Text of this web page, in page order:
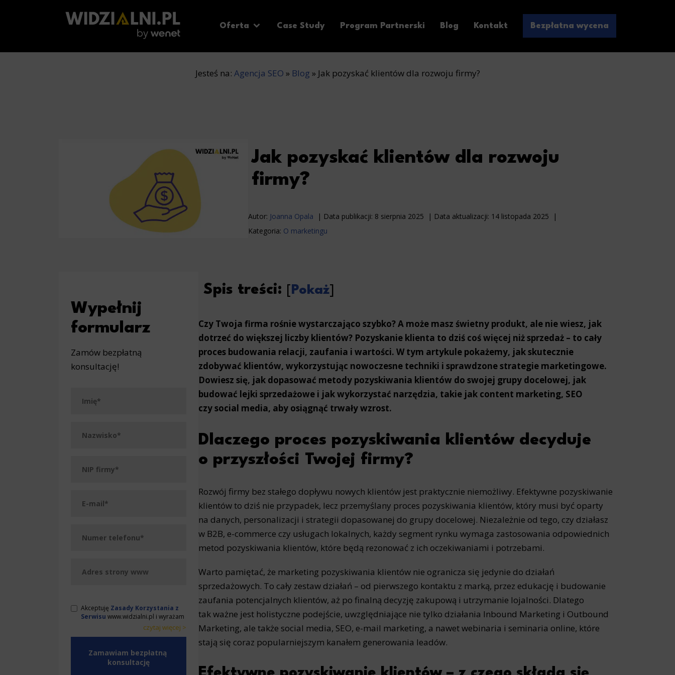
Oferta Case Study Program Partnerski Blog Kontakt Bezpłatna wycena
Jesteś na: Agencja SEO » Blog » Jak pozyskać klientów dla rozwoju firmy?
Jak pozyskać klientów dla rozwoju
firmy?
Autor: Joanna Opala Data publikacji: 8 sierpnia 2025 Data aktualizacji: 14 listopada 2025
Kategoria: O marketingu
Wypełnij
formularz
Zamów bezpłatną
konsultację!
Akceptuję Zasady Korzystania z
Serwisu www.widzialni.pl i wyrażam
zgodę na przetwarzanie przez
WeNet Group S.A., WeNet sp. z o.o.,
przeze mnie danych osobowych na
warunkach opisanych w Zasadach.
Oświadczam, że są mi znane cele
czytaj więcej >
< zwiń
< zwiń
Spis treści: Pokaż]
Czy Twoja firma rośnie wystarczająco szybko? A może masz świetny produkt, ale nie wiesz, jak
dotrzeć do większej liczby klientów? Pozyskanie klienta to dziś coś więcej niż sprzedaż – to cały
proces budowania relacji, zaufania i wartości. W tym artykule pokażemy, jak skutecznie
zdobywać klientów, wykorzystując nowoczesne techniki i sprawdzone strategie marketingowe.
Dowiesz się, jak dopasować metody pozyskiwania klientów do swojej grupy docelowej, jak
budować lejki sprzedażowe i jak wykorzystać narzędzia, takie jak content marketing, SEO
czy social media, aby osiągnąć trwały wzrost.
Dlaczego proces pozyskiwania klientów decyduje
o przyszłości Twojej firmy?
Rozwój firmy bez stałego dopływu nowych klientów jest praktycznie niemożliwy. Efektywne pozyskiwanie
klientów to dziś nie przypadek, lecz przemyślany proces pozyskiwania klientów, który musi być oparty
na danych, personalizacji i strategii dopasowanej do grupy docelowej. Niezależnie od tego, czy działasz
w B2B, e-commerce czy usługach lokalnych, każdy segment rynku wymaga zastosowania odpowiednich
metod pozyskiwania klientów, które będą rezonować z ich oczekiwaniami i potrzebami.
Warto pamiętać, że marketing pozyskiwania klientów nie ogranicza się jedynie do działań
sprzedażowych. To cały zestaw działań – od pierwszego kontaktu z marką, przez edukację i budowanie
zaufania potencjalnych klientów, aż po finalną decyzję zakupową i utrzymanie lojalności. Dlatego
tak ważne jest holistyczne podejście, uwzględniające nie tylko działania Inbound Marketing i Outbound
Marketing, ale także social media, SEO, e-mail marketing, a nawet webinaria i seminaria online, które
stają się coraz popularniejszym kanałem generowania leadów.